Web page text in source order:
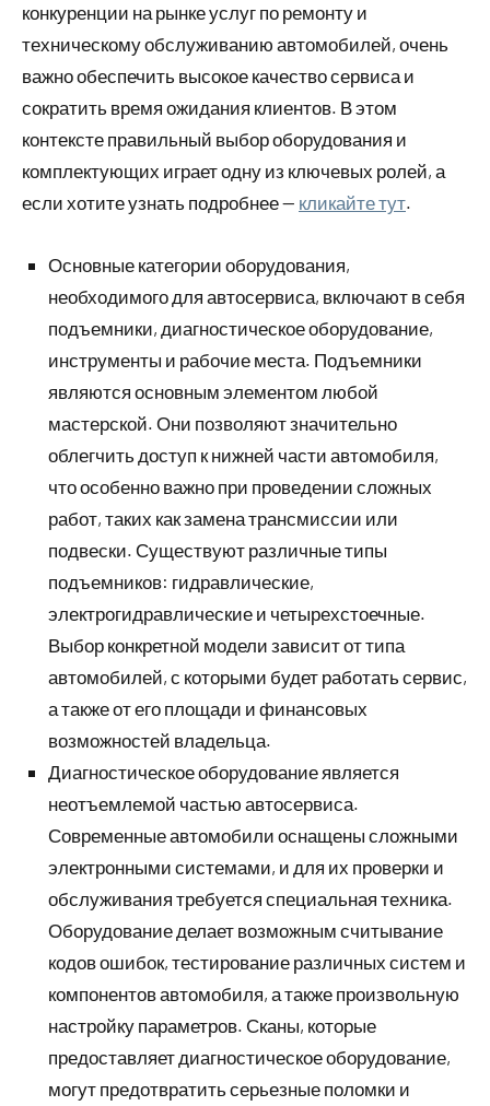
конкуренции на рынке услуг по ремонту и
техническому обслуживанию автомобилей, очень
важно обеспечить высокое качество сервиса и
сократить время ожидания клиентов. В этом
контексте правильный выбор оборудования и
комплектующих играет одну из ключевых ролей, а
если хотите узнать подробнее — кликайте тут.
Основные категории оборудования,
необходимого для автосервиса, включают в себя
подъемники, диагностическое оборудование,
инструменты и рабочие места. Подъемники
являются основным элементом любой
мастерской. Они позволяют значительно
облегчить доступ к нижней части автомобиля,
что особенно важно при проведении сложных
работ, таких как замена трансмиссии или
подвески. Существуют различные типы
подъемников: гидравлические,
электрогидравлические и четырехстоечные.
Выбор конкретной модели зависит от типа
автомобилей, с которыми будет работать сервис,
а также от его площади и финансовых
возможностей владельца.
Диагностическое оборудование является
неотъемлемой частью автосервиса.
Современные автомобили оснащены сложными
электронными системами, и для их проверки и
обслуживания требуется специальная техника.
Оборудование делает возможным считывание
кодов ошибок, тестирование различных систем и
компонентов автомобиля, а также произвольную
настройку параметров. Сканы, которые
предоставляет диагностическое оборудование,
могут предотвратить серьезные поломки и